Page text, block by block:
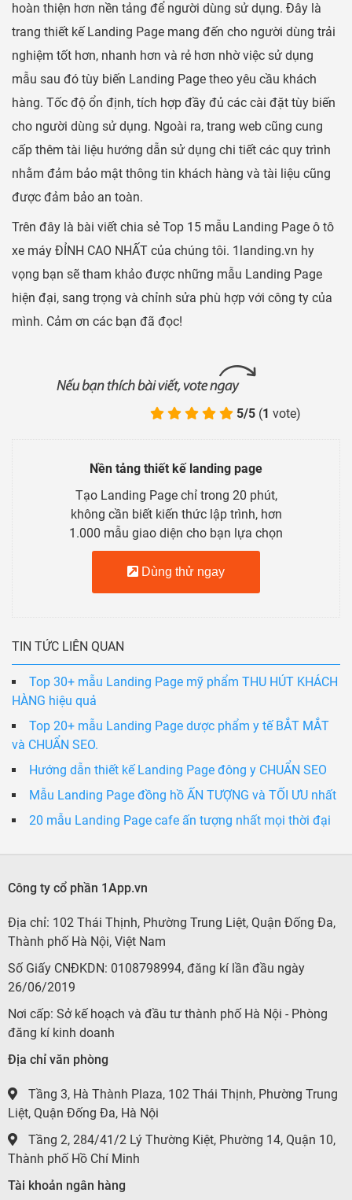
hoàn thiện hơn nền tảng để người dùng sử dụng. Đây là
trang thiết kế Landing Page mang đến cho người dùng trải
nghiệm tốt hơn, nhanh hơn và rẻ hơn nhờ việc sử dụng
mẫu sau đó tùy biến Landing Page theo yêu cầu khách
hàng. Tốc độ ổn định, tích hợp đầy đủ các cài đặt tùy biến
cho người dùng sử dụng. Ngoài ra, trang web cũng cung
cấp thêm tài liệu hướng dẫn sử dụng chi tiết các quy trình
nhằm đảm bảo mật thông tin khách hàng và tài liệu cũng
được đảm bảo an toàn.
Trên đây là bài viết chia sẻ Top 15 mẫu Landing Page ô tô
xe máy ĐỈNH CAO NHẤT của chúng tôi. 1landing.vn hy
vọng bạn sẽ tham khảo được những mẫu Landing Page
hiện đại, sang trọng và chỉnh sửa phù hợp với công ty của
mình. Cảm ơn các bạn đã đọc!
5/5(1 vote)
Nền tảng thiết kế landing page
Tạo Landing Page chỉ trong 20 phút,
không cần biết kiến thức lập trình, hơn
1.000 mẫu giao diện cho bạn lựa chọn
Dùng thử ngay
TIN TỨC LIÊN QUAN
Top 30+ mẫu Landing Page mỹ phẩm THU HÚT KHÁCH
HÀNG hiệu quả
Top 20+ mẫu Landing Page dược phẩm y tế BẮT MẮT
và CHUẨN SEO.
Hướng dẫn thiết kế Landing Page đông y CHUẨN SEO
Mẫu Landing Page đồng hồ ẤN TƯỢNG và TỐI ƯU nhất
20 mẫu Landing Page cafe ấn tượng nhất mọi thời đại
Công ty cổ phần 1App.vn
Địa chỉ: 102 Thái Thịnh, Phường Trung Liệt, Quận Đống Đa,
Thành phố Hà Nội, Việt Nam
Số Giấy CNĐKDN: 0108798994, đăng kí lần đầu ngày
26/06/2019
Nơi cấp: Sở kế hoạch và đầu tư thành phố Hà Nội - Phòng
đăng kí kinh doanh
Địa chỉ văn phòng
Tầng 3, Hà Thành Plaza, 102 Thái Thịnh, Phường Trung
Liệt, Quận Đống Đa, Hà Nội
Tầng 2, 284/41/2 Lý Thường Kiệt, Phường 14, Quận 10,
Thành phố Hồ Chí Minh
Tài khoản ngân hàng